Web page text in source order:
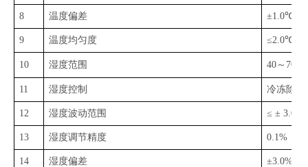
8 温度偏差 ±1.0℃，
9 温度均匀度 ≤2.0℃；
10 湿度范围 40～70
11 湿度控制 冷冻除湿
12 湿度波动范围 ≤ ± 3.0%
13 湿度调节精度 0.1%
14 湿度偏差 ±3.0%